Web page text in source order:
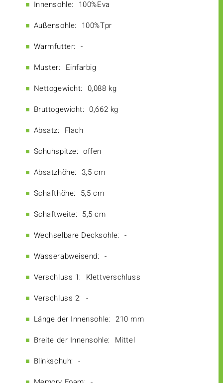
Innensohle: 100%Eva
Außensohle: 100%Tpr
Warmfutter: -
Muster: Einfarbig
Nettogewicht: 0,088 kg
Bruttogewicht: 0,662 kg
Absatz: Flach
Schuhspitze: offen
Absatzhöhe: 3,5 cm
Schafthöhe: 5,5 cm
Schaftweite: 5,5 cm
Wechselbare Decksohle: -
Wasserabweisend: -
Verschluss 1: Klettverschluss
Verschluss 2: -
Länge der Innensohle: 210 mm
Breite der Innensohle: Mittel
Blinkschuh: -